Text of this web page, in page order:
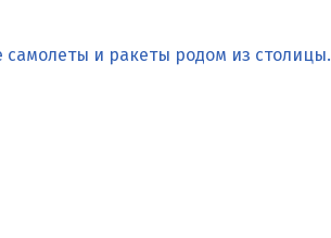
самолеты и ракеты родом из столицы.